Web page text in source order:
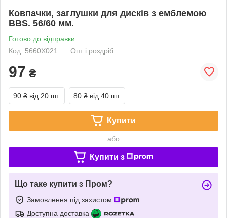
Ковпачки, заглушки для дисків з емблемою
BBS. 56/60 мм.
Готово до відправки
Код: 5660Х021
Опт і роздріб
97 ₴
90 ₴ від 20 шт. 80 ₴ від 40 шт.
Купити
або
Купити з
Що таке купити з Пром?
Замовлення під захистом
Доступна доставка